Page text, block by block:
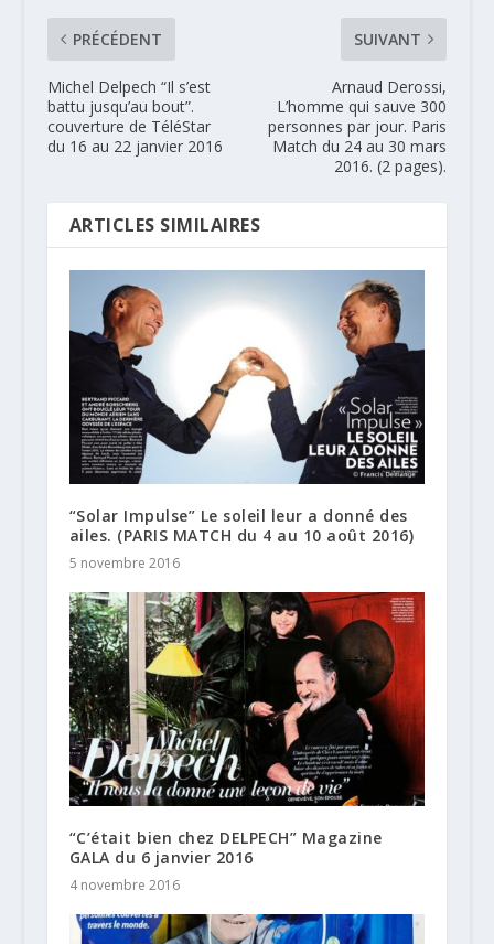
PRÉCÉDENT
Michel Delpech “Il s’est
battu jusqu’au bout”.
couverture de TéléStar
du 16 au 22 janvier 2016
SUIVANT
Arnaud Derossi,
L’homme qui sauve 300
personnes par jour. Paris
Match du 24 au 30 mars
2016. (2 pages).
ARTICLES SIMILAIRES
“Solar Impulse” Le soleil leur a donné des
ailes. (PARIS MATCH du 4 au 10 août 2016)
5 novembre 2016
“C’était bien chez DELPECH” Magazine
GALA du 6 janvier 2016
4 novembre 2016